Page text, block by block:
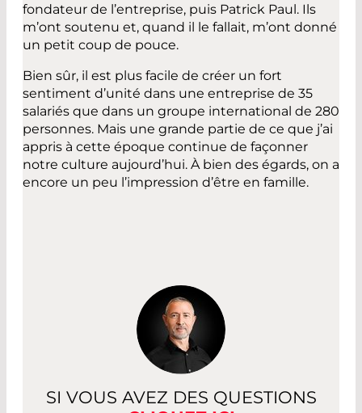
fondateur de l’entreprise, puis Patrick Paul. Ils
m’ont soutenu et, quand il le fallait, m’ont donné
un petit coup de pouce.
Bien sûr, il est plus facile de créer un fort
sentiment d’unité dans une entreprise de 35
salariés que dans un groupe international de 280
personnes. Mais une grande partie de ce que j’ai
appris à cette époque continue de façonner
notre culture aujourd’hui. À bien des égards, on a
encore un peu l’impression d’être en famille.
SI VOUS AVEZ DES QUESTIONS